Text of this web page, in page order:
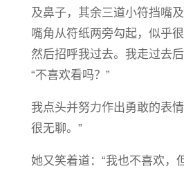
及鼻子，其余三道小符挡嘴
嘴角从符纸两旁勾起，似乎
然后招呼我过去。我走过去
“不喜欢看吗？”
我点头并努力作出勇敢的表情
很无聊。”
她又笑着道：“我也不喜欢，